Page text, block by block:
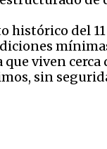
histórico del
viven
sin